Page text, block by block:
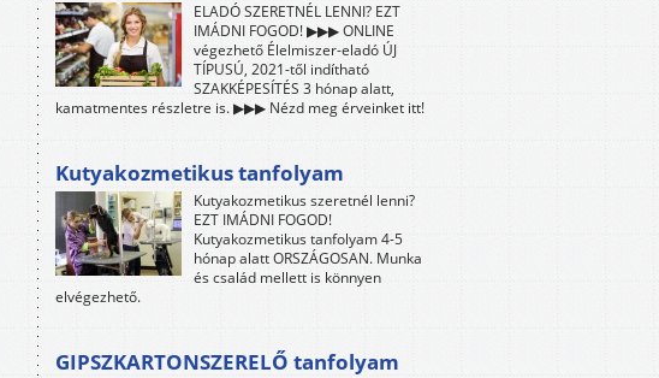
ELADÓ SZERETNÉL LENNI? EZT
IMÁDNI FOGOD! ▶▶▶ ONLINE
végezhető Élelmiszer-eladó ÚJ
TÍPUSÚ, 2021-től indítható
SZAKKÉPESÍTÉS 3 hónap alatt,
kamatmentes részletre is. ▶▶▶ Nézd meg érveinket itt!
Kutyakozmetikus tanfolyam
Kutyakozmetikus szeretnél lenni?
EZT IMÁDNI FOGOD!
Kutyakozmetikus tanfolyam 4-5
hónap alatt ORSZÁGOSAN. Munka
és család mellett is könnyen
elvégezhető.
GIPSZKARTONSZERELŐ tanfolyam